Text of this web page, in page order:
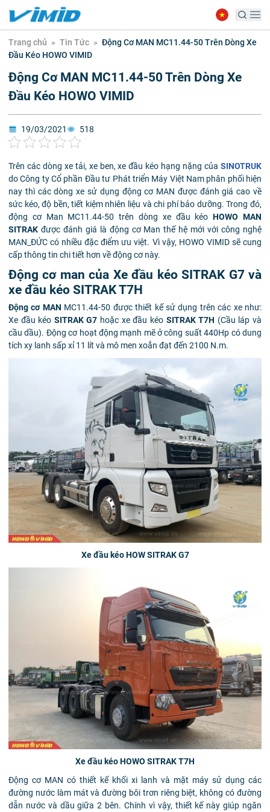
Trang chủ » Tin Tức » Động Cơ MAN MC11.44-50 Trên Dòng Xe
Đầu Kéo HOWO VIMID
Động Cơ MAN MC11.44-50 Trên Dòng Xe
Đầu Kéo HOWO VIMID
19/03/2021 518
Trên các dòng xe tải, xe ben, xe đầu kéo hạng nặng của SINOTRUK
do Công ty Cổ phần Đầu tư Phát triển Máy Việt Nam phân phối hiện
nay thì các dòng xe sử dụng động cơ MAN được đánh giá cao về
sức kéo, độ bền, tiết kiệm nhiên liệu và chi phí bảo dưỡng. Trong đó,
động cơ Man MC11.44-50 trên dòng xe đầu kéoHOWO MAN
SITRAK được đánh giá là động cơ Man thế hệ mới với công nghệ
MAN_ĐỨC có nhiều đặc điểm ưu việt. Vì vậy, HOWO VIMID sẽ cung
cấp thông tin chi tiết hơn về động cơ này.
Động cơ man của Xe đầu kéo SITRAK G7 và
xe đầu kéo SITRAK T7H
Động cơ MAN MC11.44-50 được thiết kế sử dụng trên các xe như:
Xe đầu kéo SITRAK G7 hoặc xe đầu kéo SITRAK T7H (Cầu láp và
cầu dầu). Động cơ hoạt động mạnh mẽ ở công suất 440Hp có dung
tích xy lanh sấp xỉ 11 lít và mô men xoắn đạt đến 2100 N.m.
Xe đầu kéo HOW SITRAK G7
Xe đầu kéo HOWO SITRAK T7H
Động cơ MAN có thiết kế khối xi lanh và mặt máy sử dụng các
đường nước làm mát và đường bôi trơn riêng biệt, không có đường
dẫn nước và dầu giữa 2 bên. Chính vì vậy, thiết kế này giúp ngăn